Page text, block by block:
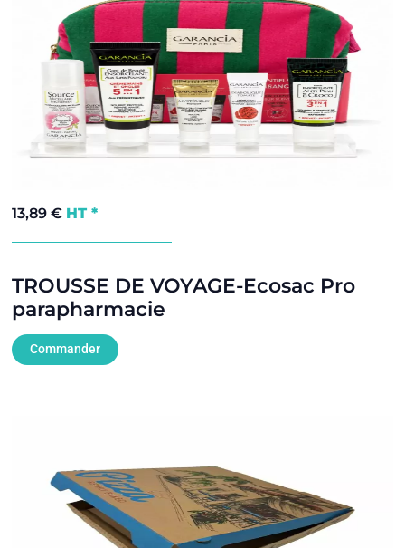
13,89€ HT *
TROUSSE DE VOYAGE-Ecosac Pro
parapharmacie
Commander